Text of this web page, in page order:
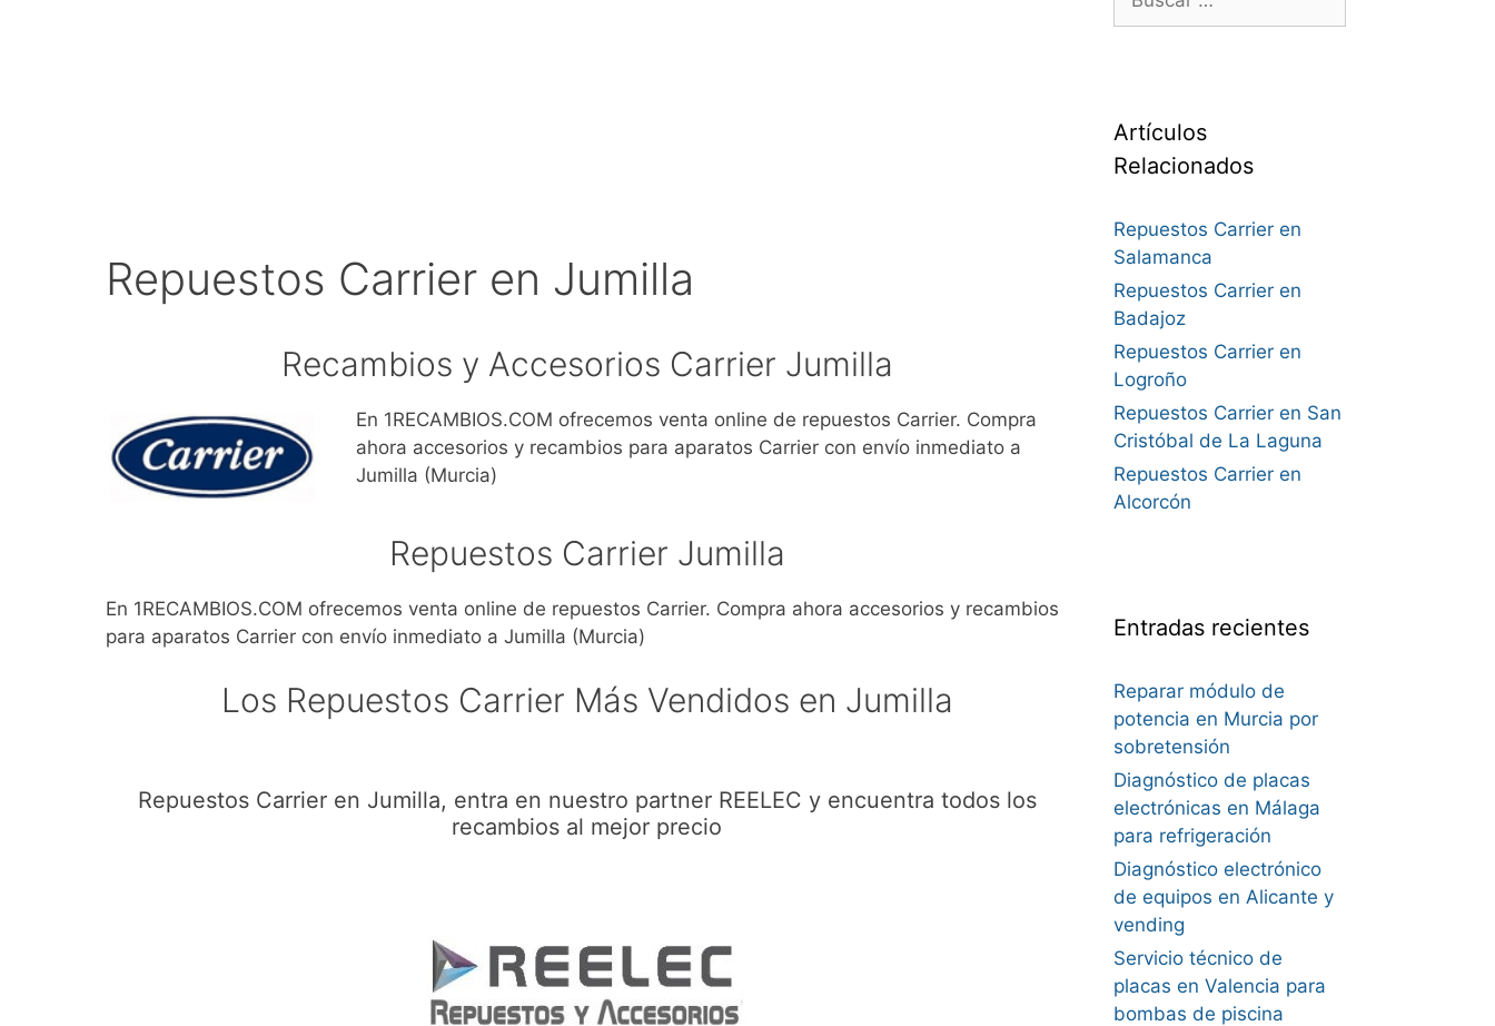
Repuestos Carrier en Jumilla
Recambios y Accesorios Carrier Jumilla
En 1RECAMBIOS.COM ofrecemos venta online de repuestos Carrier. Compra
ahora accesorios y recambios para aparatos Carrier con envío inmediato a
Jumilla (Murcia)
Repuestos Carrier Jumilla
En 1RECAMBIOS.COM ofrecemos venta online de repuestos Carrier. Compra ahora accesorios y recambios
para aparatos Carrier con envío inmediato a Jumilla (Murcia)
Los Repuestos Carrier Más Vendidos en Jumilla
Repuestos Carrier en Jumilla, entra en nuestro partner REELEC y encuentra todos los
recambios al mejor precio
Artículos
Relacionados
Repuestos Carrier en
Salamanca
Repuestos Carrier en
Badajoz
Repuestos Carrier en
Logroño
Repuestos Carrier en San
Cristóbal de La Laguna
Repuestos Carrier en
Alcorcón
Entradas recientes
Reparar módulo de
potencia en Murcia por
sobretensión
Diagnóstico de placas
electrónicas en Málaga
para refrigeración
Diagnóstico electrónico
de equipos en Alicante y
vending
Servicio técnico de
placas en Valencia para
bombas de piscina